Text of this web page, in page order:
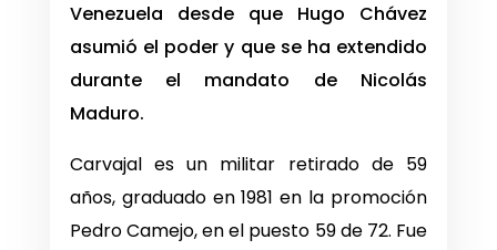
Venezuela desde que Hugo Chávez
asumió el poder y que se ha extendido
durante el mandato de Nicolás
Maduro.
Carvajal es un militar retirado de 59
años, graduado en 1981 en la promoción
Pedro Camejo, en el puesto 59 de 72. Fue